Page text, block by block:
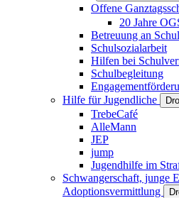
Offene
20 Jahre
Betreuung an
Schulsozialarbeit
Hilfen bei
Schulbegleitung
Hilfe für Jugendliche
TrebeCafé
AlleMann
JEP
jump
Jugendhilfe im
Schwangerschaft, junge
Adoptionsvermittlung